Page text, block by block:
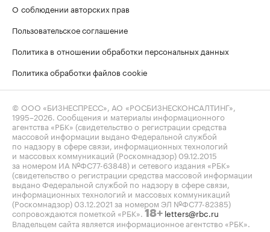
О соблюдении авторских прав
Пользовательское соглашение
Политика в отношении обработки персональных данных
Политика обработки файлов cookie
© ООО «БИЗНЕСПРЕСС», АО «РОСБИЗНЕСКОНСАЛТИНГ»,
1995–2026 . Сообщения и материалы информационного
агентства «РБК» (свидетельство о регистрации средства
массовой информации выдано Федеральной службой
по надзору в сфере связи, информационных технологий
и массовых коммуникаций (Роскомнадзор) 09.12.2015
за номером ИА №ФС77-63848) и сетевого издания «РБК»
(свидетельство о регистрации средства массовой информации
выдано Федеральной службой по надзору в сфере связи,
информационных технологий и массовых коммуникаций
(Роскомнадзор) 03.12.2021 за номером ЭЛ №ФС77-82385)
сопровождаются пометкой «РБК». 18+ letters@rbc.ru
Владельцем сайта является информационное агентство «РБК».